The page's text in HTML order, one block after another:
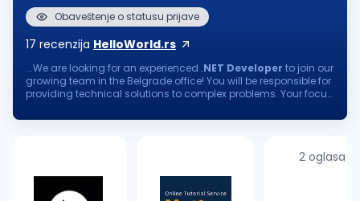
Obaveštenje o statusu prijave
17 recenzija HelloWorld.rs
...We are looking for an experienced .NET Developer to join our
growing team in the Belgrade office! You will be responsible for
providing technical solutions to complex problems. Your focus
2 oglasa